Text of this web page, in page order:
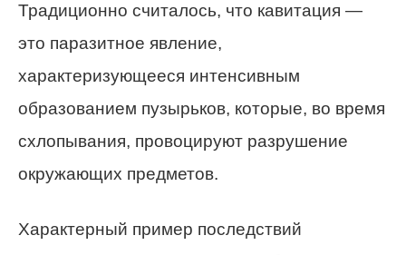
Традиционно считалось, что кавитация —
это паразитное явление,
характеризующееся интенсивным
образованием пузырьков, которые, во время
схлопывания, провоцируют разрушение
окружающих предметов.
Характерный пример последствий